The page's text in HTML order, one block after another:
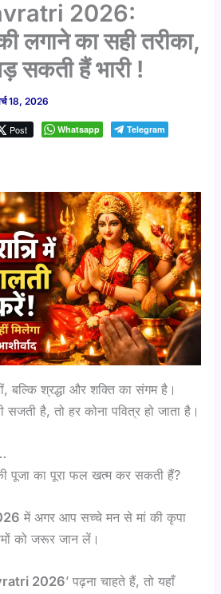
2026:
लगाने का सही तरीका,
सकती हैं भारी !
18, 2026
Post Whatsapp Telegram
बल्कि श्रद्धा और शक्ति का संगम है।
सजती है, तो हर कोना पवित्र हो जाता है।
पूजा का पूरा फल खत्म कर सकती हैं?
में अगर आप सच्चे मन से मां की कृपा
को जरूर जान लें।
2026’ पढ़ना चाहते हैं, तो यहाँ